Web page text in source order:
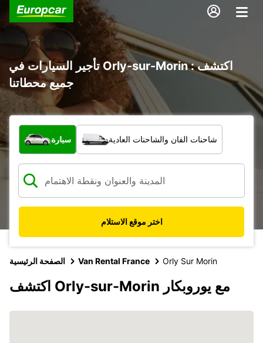
تأجير السيارات في Orly-sur-Morin : اكتشف
جميع محطاتنا
ما نوع المركبة؟
سيارة شاحنات الفان والشاحنات العادية
اختر موقع الاستلام
الصفحة الرئيسية Van Rental France Orly Sur Morin
اكتشف Orly-sur-Morin مع يوروبكار